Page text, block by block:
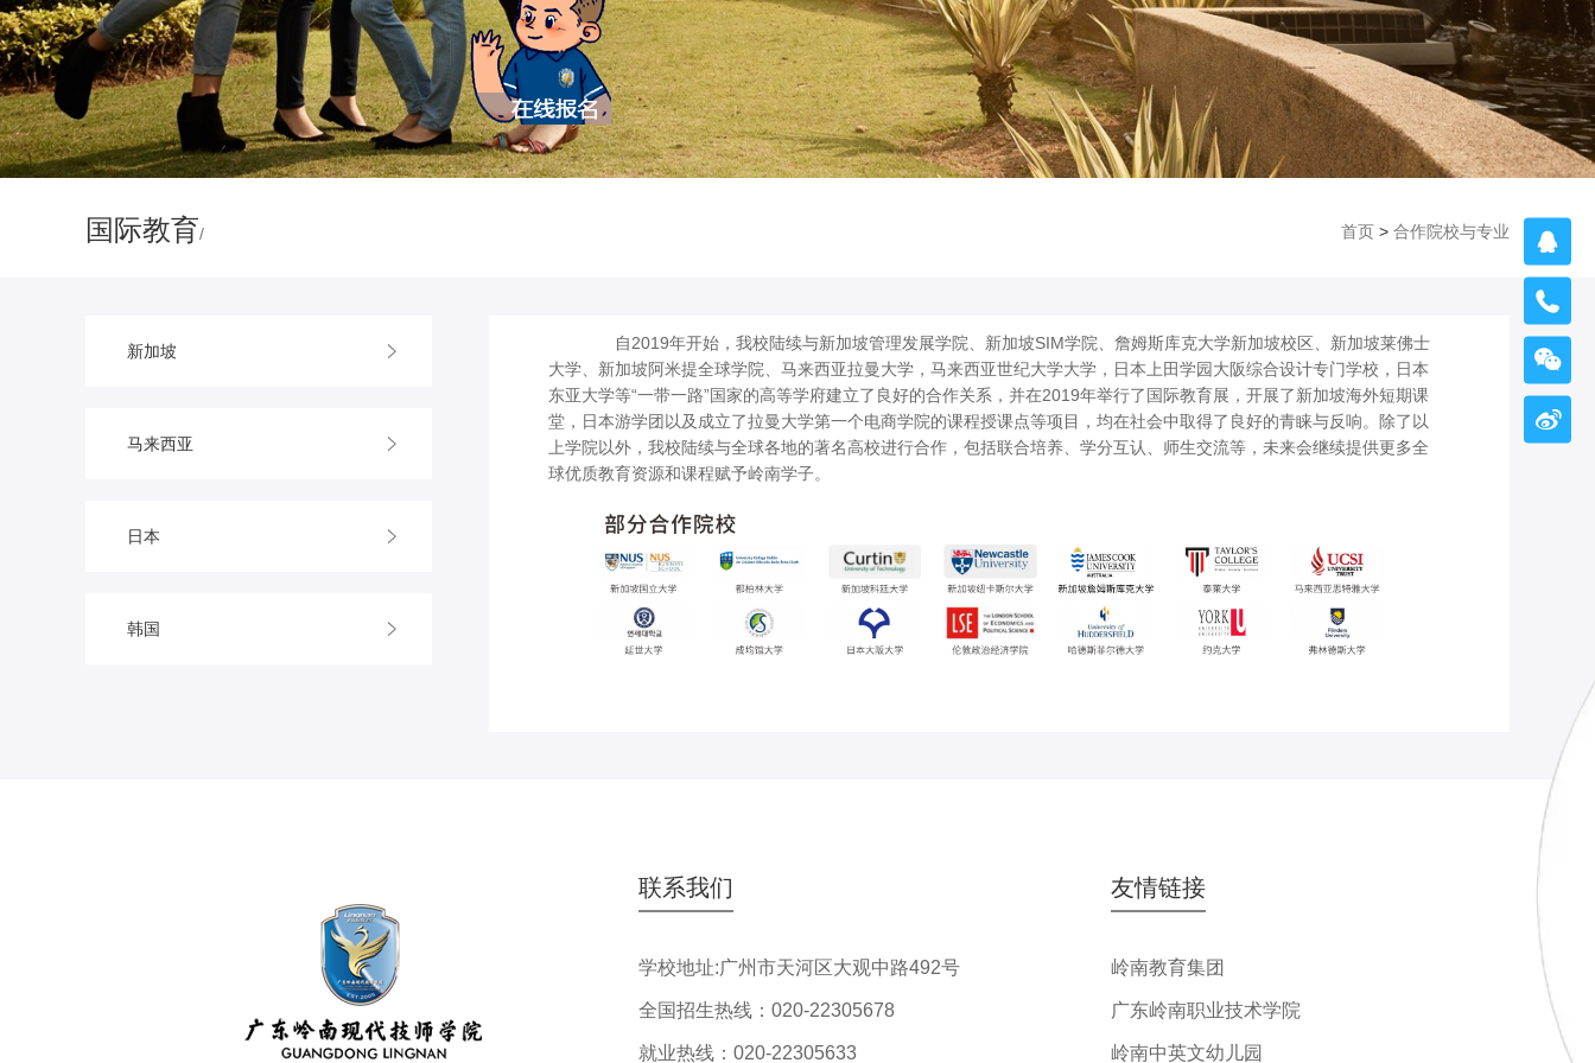
国际教育/ 首页 > 合作院校与专业
新加坡
马来西亚
日本
韩国
自2019年开始，我校陆续与新加坡管理发展学院、新加坡SIM学院、詹姆斯库克大学新加坡校区、新加坡莱佛士
大学、新加坡阿米提全球学院、马来西亚拉曼大学，马来西亚世纪大学大学，日本上田学园大阪综合设计专门学校，日本
东亚大学等“一带一路”国家的高等学府建立了良好的合作关系，并在2019年举行了国际教育展，开展了新加坡海外短期课
堂，日本游学团以及成立了拉曼大学第一个电商学院的课程授课点等项目，均在社会中取得了良好的青睐与反响。除了以
上学院以外，我校陆续与全球各地的著名高校进行合作，包括联合培养、学分互认、师生交流等，未来会继续提供更多全
球优质教育资源和课程赋予岭南学子。
联系我们
学校地址:广州市天河区大观中路492号
全国招生热线：020-22305678
就业热线：020-22305633
友情链接
岭南教育集团
广东岭南职业技术学院
岭南中英文幼儿园



